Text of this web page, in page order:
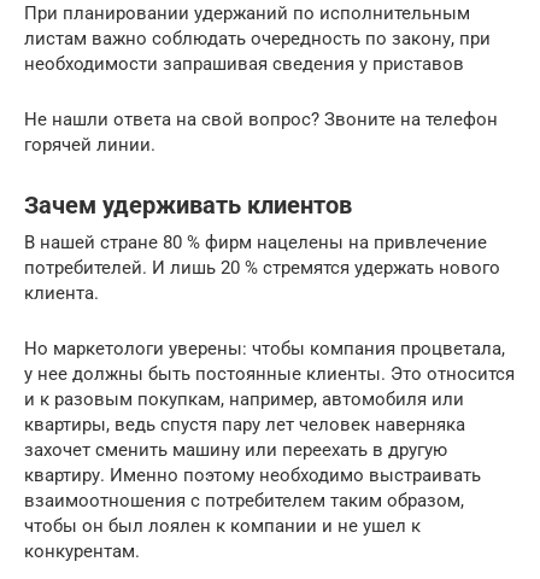
При планировании удержаний по исполнительным
листам важно соблюдать очередность по закону, при
необходимости запрашивая сведения у приставов
Не нашли ответа на свой вопрос? Звоните на телефон
горячей линии.
Зачем удерживать клиентов
В нашей стране 80 % фирм нацелены на привлечение
потребителей. И лишь 20 % стремятся удержать нового
клиента.
Но маркетологи уверены: чтобы компания процветала,
у нее должны быть постоянные клиенты. Это относится
и к разовым покупкам, например, автомобиля или
квартиры, ведь спустя пару лет человек наверняка
захочет сменить машину или переехать в другую
квартиру. Именно поэтому необходимо выстраивать
взаимоотношения с потребителем таким образом,
чтобы он был лоялен к компании и не ушел к
конкурентам.